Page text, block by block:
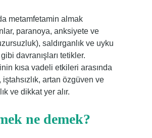
metamfetamin almak
paranoya, anksiyete ve
saldırganlık ve uyku
davranışları tetikler.
kısa vadeli etkileri arasında
artan özgüven ve
ve dikkat yer alır.
ne demek?